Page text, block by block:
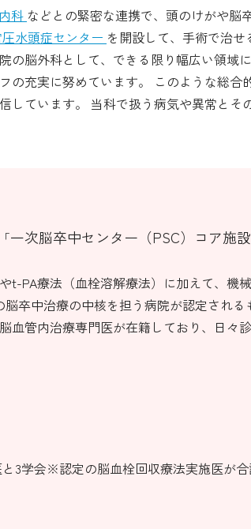
科 などとの緊密な連携で、頭のけがや脳
水頭症センター を開設して、手術で治
脳外科として、できる限り幅広い領域
の充実に努めています。 このような総合
ています。 当科で扱う病気や異常とそ
一次脳卒中センター（PSC）コア施設
t-PA療法（血栓溶解療法）に加えて、機
卒中治療の中核を担う病院が認定される
血管内治療専門医が在籍しており、日々
3学会※認定の脳血栓回収療法実施医が